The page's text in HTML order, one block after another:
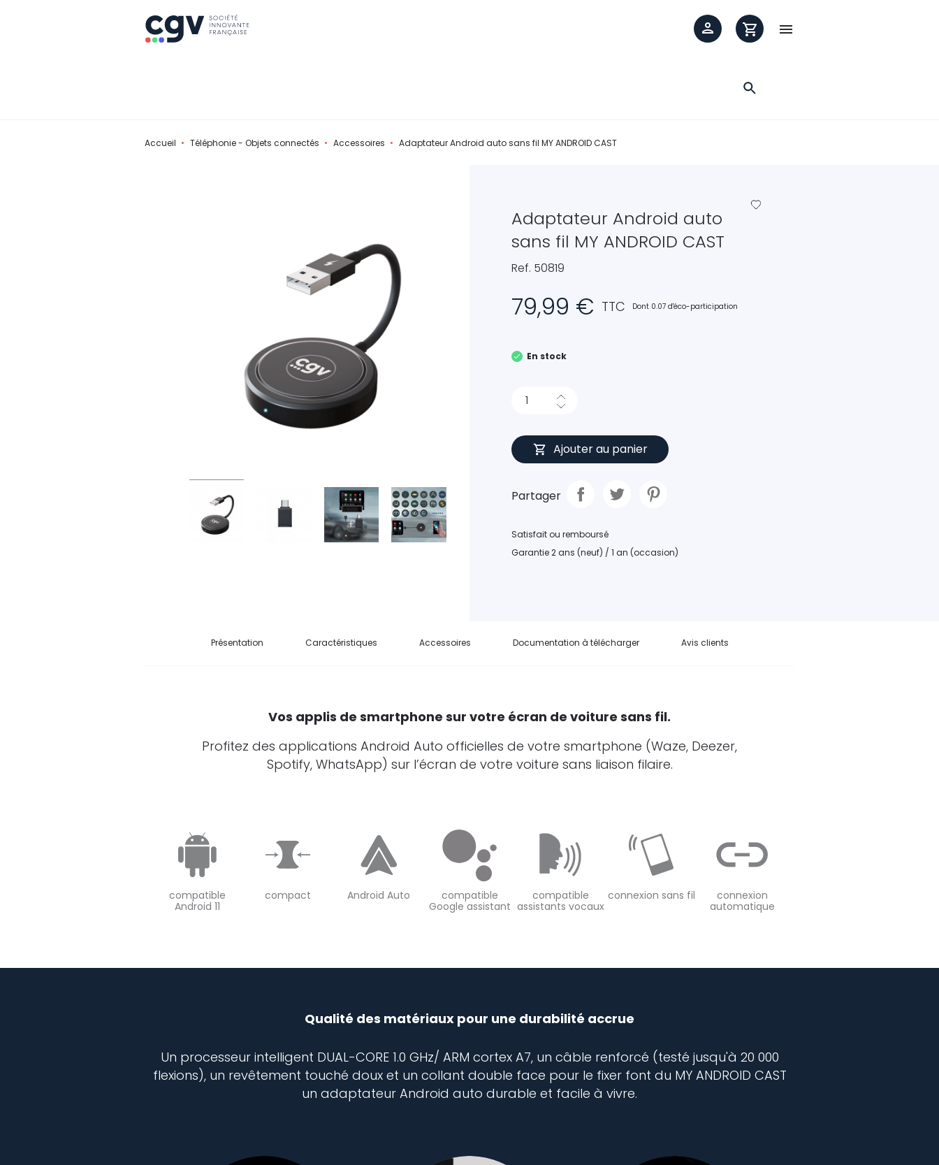

Accueil Téléphonie - Objets connectés Accessoires Adaptateur Android auto sans fil MY ANDROID CAST
Adaptateur Android auto
sans fil MY ANDROID CAST
favorite_border
Ref. 50819
79,99 € TTC Dont 0.07 d'éco-participation
En stock
Ajouter au panier
Partager
Satisfait ou remboursé
Garantie 2 ans (neuf) / 1 an (occasion)
Présentation Caractéristiques Accessoires Documentation à télécharger Avis clients
Vos applis de smartphone sur votre écran de voiture sans fil.
Profitez des applications Android Auto officielles de votre smartphone (Waze, Deezer,
Spotify, WhatsApp) sur l’écran de votre voiture sans liaison filaire.
compatible
Android 11
compact Android Auto
compatible
Google assistant
compatible
assistants vocaux
connexion sans fil
connexion
automatique
Qualité des matériaux pour une durabilité accrue
Un processeur intelligent DUAL-CORE 1.0 GHz/ ARM cortex A7, un câble renforcé (testé jusqu'à 20 000
flexions), un revêtement touché doux et un collant double face pour le fixer font du MY ANDROID CAST
un adaptateur Android auto durable et facile à vivre.